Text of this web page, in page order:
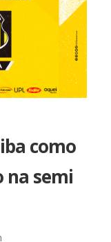
como
na semi